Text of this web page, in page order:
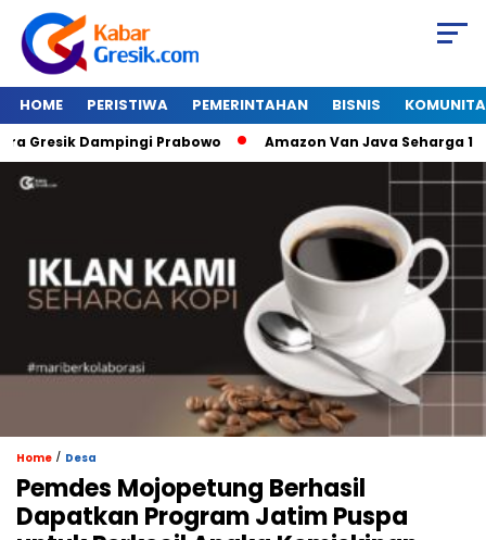
HOME PERISTIWA PEMERINTAHAN BISNIS
Dampingi Prabowo Amazon Van Java Seharga 1M
Home / Desa
Pemdes Mojopetung Berhasil
Dapatkan Program Jatim Puspa